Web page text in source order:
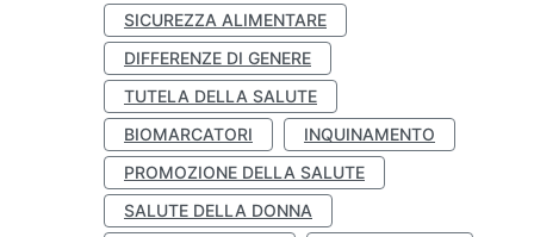
SICUREZZA ALIMENTARE
DIFFERENZE DI GENERE
TUTELA DELLA SALUTE
BIOMARCATORI
INQUINAMENTO
PROMOZIONE DELLA SALUTE
SALUTE DELLA DONNA